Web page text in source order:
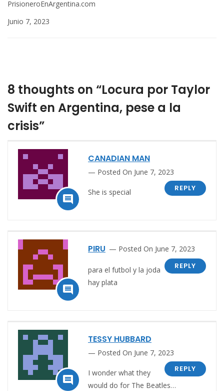
PrisioneroEnArgentina.com
Junio 7, 2023
8 thoughts on “Locura por Taylor
Swift en Argentina, pese a la
crisis”

CANADIAN MAN
Posted On June 7, 2023
REPLY
She is special

PIRU
Posted On June 7, 2023
REPLY
para el futbol y la joda
hay plata

TESSY HUBBARD
Posted On June 7, 2023
REPLY
I wonder what they
would do for The Beatles…